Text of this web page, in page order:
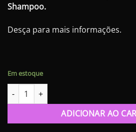
Shampoo.
Desça para mais informações.
Em estoque
Tinta Pet Temporária - Shampoo
ADICIONAR AO